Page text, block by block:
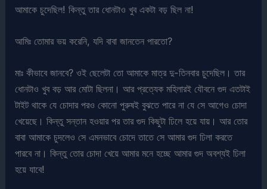
আমাকে চুদেছিল! কিন্তু তার ধোনটাও খুব একটা বড় ছিল না!
আমিঃ তোমার ভয় করেনি, যদি বাবা জানতেন পারতো?
মাঃ কীভাবে জানবে? ওই ছেলেটা তো আমাকে মাত্র দু-তিনবার চুদেছিল। তার
ধোনটাও খুব বড় আর মোটা ছিলনা। আর প্রত্যেক মহিলারই যৌবনে গুদ এতটাই
টাইট থাকে যে চোদার পরও কোনো পুরুষই বুঝতে পারে না যে সে আগেও চোদা
খেয়েছে। কিন্তু সন্তান হওয়ার পর তার গুদ কিছুটা ঢিলে হয়ে যায়। আর তোর
বাবা আমাকে চুদলেও সে এমনভাবে চোদে তাতে সে আমার গুদ ঢিলা করতে
পারবে না। কিন্তু তোর চোদা খেয়ে আমার মনে হচ্ছে আমার গুদ অবশ্যই ঢিলা
হয়ে যাবে!